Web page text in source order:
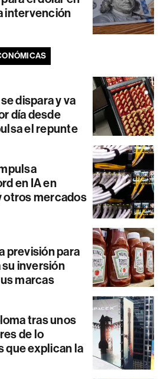
intervención
dispara y va
día desde
el repunte
en IA en
otros mercados
previsión para
inversión
marcas
tras unos
de lo
que explican la